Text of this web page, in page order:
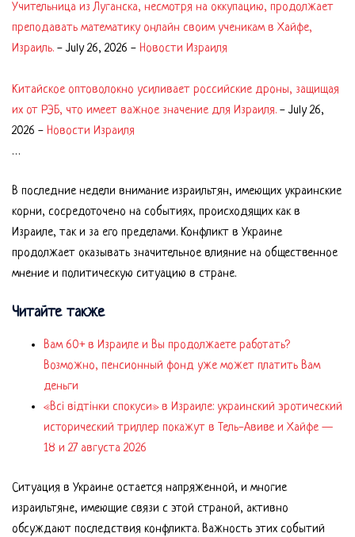
Учительница из Луганска, несмотря на оккупацию, продолжает
преподавать математику онлайн своим ученикам в Хайфе,
Израиль. -July 26, 2026 - Новости Израиля
Китайское оптоволокно усиливает российские дроны, защищая
их от РЭБ, что имеет важное значение для Израиля. -July 26,
2026 - Новости Израиля
…
В последние недели внимание израильтян, имеющих украинские
корни, сосредоточено на событиях, происходящих как в
Израиле, так и за его пределами. Конфликт в Украине
продолжает оказывать значительное влияние на общественное
мнение и политическую ситуацию в стране.
Читайте также
Вам 60+ в Израиле и Вы продолжаете работать?
Возможно, пенсионный фонд уже может платить Вам
деньги
«Всі відтінки спокуси» в Израиле: украинский эротический
исторический триллер покажут в Тель-Авиве и Хайфе —
18 и 27 августа 2026
Ситуация в Украине остается напряженной, и многие
израильтяне, имеющие связи с этой страной, активно
обсуждают последствия конфликта. Важность этих событий